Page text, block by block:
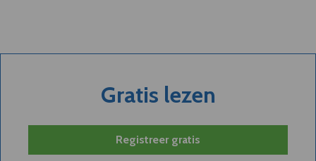
Gratis lezen
Registreer gratis